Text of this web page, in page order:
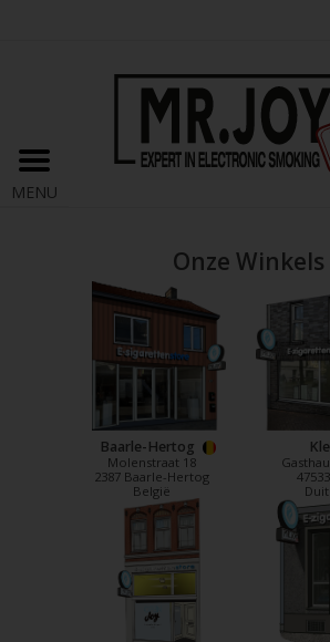
MENU
Onze Winkels
Baarle-Hertog
Molenstraat 18
2387 Baarle-Hertog
België